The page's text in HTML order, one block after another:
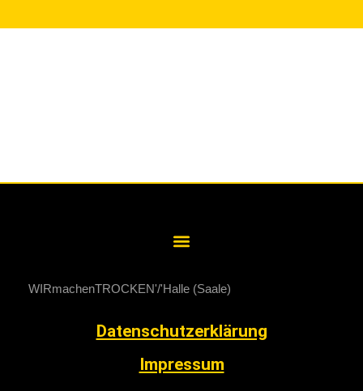
WIRmachenTROCKEN Halle (Saale)
Datenschutzerklärung
Impressum